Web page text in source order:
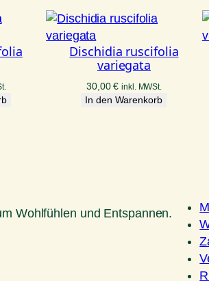
Dischidia ruscifolia
variegata
30,00€ inkl. MWSt.
In den Warenkorb
Wohlfühlen und Entspannen.